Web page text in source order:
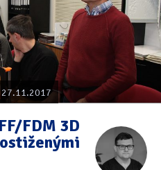
27.11.2017
FDM 3D